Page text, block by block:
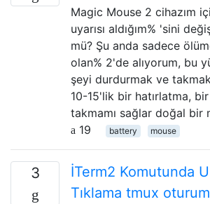
Magic Mouse 2 cihazım
uyarısı aldığım% 'sini
mü? Şu anda sadece
olan% 2'de alıyorum, bu
şeyi durdurmak ve
10-15'lik bir hatırlatma,
takmamı sağlar doğal bir
19
battery mouse
3
İTerm2 Komutunda
Tıklama tmux